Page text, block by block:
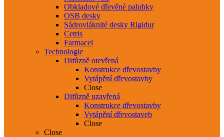
Obkladové dřevěné palubky
OSB desky
Sádrovláknité desky Rigidur
Cetris
Farmacel
Technologie
Difůzně otevřená
Konstrukce dřevostavby
Vytápění dřevostavby
Close
Difůzně uzavřená
Konstrukce dřevostavby
Vytápění dřevostaveb
Close
Close